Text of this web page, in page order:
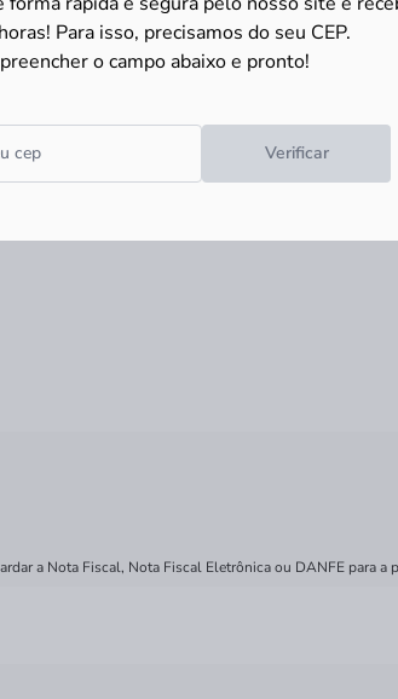
Para isso, precisamos do seu CEP.
o campo abaixo e pronto!
Verificar
a Nota Fiscal, Nota Fiscal Eletrônica ou DANFE para a